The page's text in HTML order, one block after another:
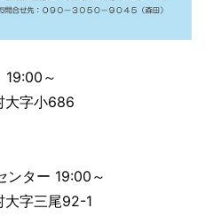
～
字小686
ンター 19:00～
字三尾92-1